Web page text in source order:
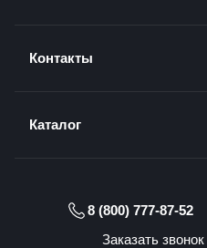
Контакты
Каталог
8 (800) 777-87-52
Заказать звонок